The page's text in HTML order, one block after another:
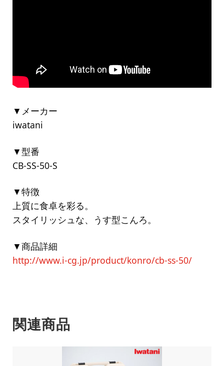
▼メーカー
iwatani
▼型番
CB-SS-50-S
▼特徴
上質に食卓を彩る。
スタイリッシュな、うす型こんろ。
▼商品詳細
http://www.i-cg.jp/product/konro/cb-ss-50/
関連商品